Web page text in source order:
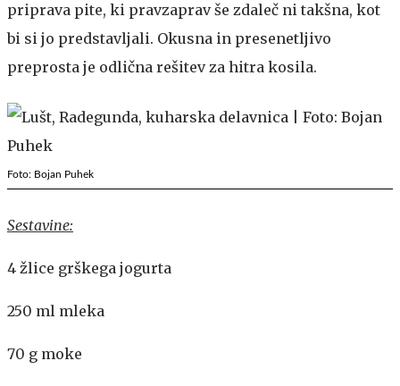
priprava pite, ki pravzaprav še zdaleč ni takšna, kot
bi si jo predstavljali. Okusna in presenetljivo
preprosta je odlična rešitev za hitra kosila.
Foto: Bojan Puhek
Sestavine:
4 žlice grškega jogurta
250 ml mleka
70 g moke